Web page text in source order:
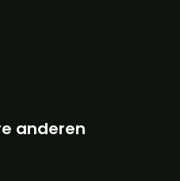
anderen